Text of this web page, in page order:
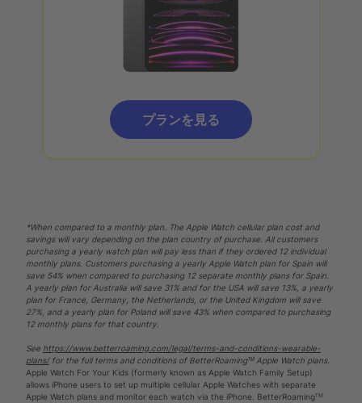
プランを見る
*When compared to a monthly plan. The Apple Watch cellular plan cost and
savings will vary depending on the plan country of purchase. All customers
purchasing a yearly watch plan will pay less than if they ordered 12 individual
monthly plans. Customers purchasing a yearly Apple Watch plan for Spain will
save 54% when compared to purchasing 12 separate monthly plans for Spain.
A yearly plan for Australia will save 31% and for the USA will save 13%, a yearly
plan for France, Germany, the Netherlands, or the United Kingdom will save
27%, and a yearly plan for Poland will save 43% when compared to purchasing
12 monthly plans for that country.
See https://www.betterroaming.com/legal/terms-and-conditions-wearable-
plans/for the full terms and conditions of BetterRoamingᵀᴹ Apple Watch plans.
Apple Watch For Your Kids (formerly known as Apple Watch Family Setup)
allows iPhone users to set up multiple cellular Apple Watches with separate
Apple Watch plans and monitor each watch via the iPhone. BetterRoamingᵀᴹ